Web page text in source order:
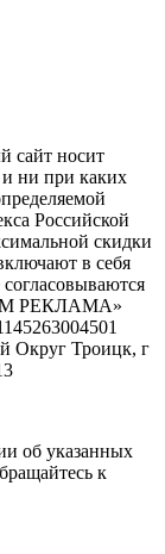
сайт носит
ни при каких
Российской
скидки
в себя
РЕКЛАМА»
Округ Троицк, г
об указанных
к